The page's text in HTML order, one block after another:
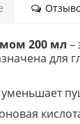
200 мл –
для